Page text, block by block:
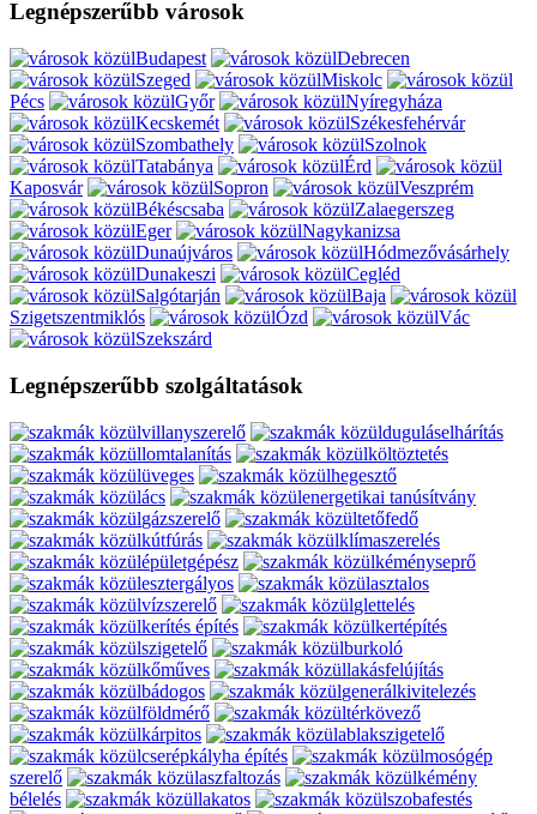
Legnépszerűbb városok
Budapest
Debrecen
Szeged
Miskolc
Pécs
Győr
Nyíregyháza
Kecskemét
Székesfehérvár
Szombathely
Szolnok
Tatabánya
Érd
Kaposvár
Sopron
Veszprém
Békéscsaba
Zalaegerszeg
Eger
Nagykanizsa
Dunaújváros
Hódmezővásárhely
Dunakeszi
Cegléd
Salgótarján
Baja
Szigetszentmiklós
Ózd
Vác
Szekszárd
Legnépszerűbb szolgáltatások
villanyszerelő
duguláselhárítás
lomtalanítás
költöztetés
üveges
hegesztő
ács
energetikai tanúsítvány
gázszerelő
tetőfedő
kútfúrás
klímaszerelés
épületgépész
kéményseprő
esztergályos
asztalos
vízszerelő
glettelés
kerítés építés
kertépítés
szigetelő
burkoló
kőműves
lakásfelújítás
bádogos
generálkivitelezés
földmérő
térkövező
kárpitos
ablakszigetelő
cserépkályha építés
mosógép
szerelő
aszfaltozás
kémény
bélelés
lakatos
szobafestés